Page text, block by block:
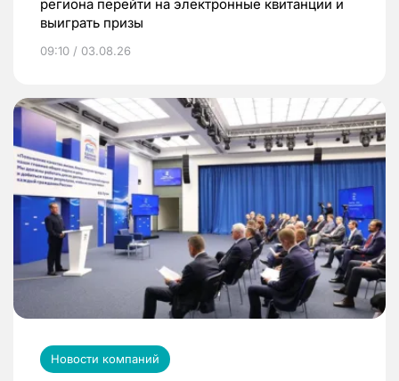
региона перейти на электронные квитанции и
выиграть призы
09:10 / 03.08.26
Новости компаний